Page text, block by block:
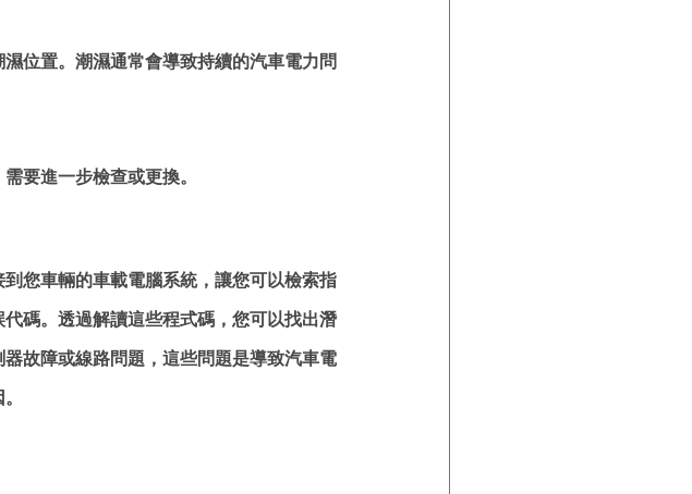
位置。潮濕通常會導致持續的汽車電力問
要進一步檢查或更換。
您車輛的車載電腦系統，讓您可以檢索指
碼。透過解讀這些程式碼，您可以找出潛
故障或線路問題，這些問題是導致汽車電